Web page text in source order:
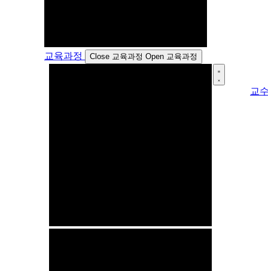
교육과정 Close 교육과정 Open 교육과정
교